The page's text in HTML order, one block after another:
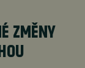
ZMĚNY